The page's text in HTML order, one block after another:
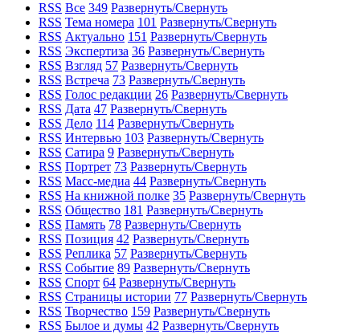
RSS Все 349 Развернуть/Свернуть
RSS Тема номера 101 Развернуть/Свернуть
RSS Актуально 151 Развернуть/Свернуть
RSS Экспертиза 36 Развернуть/Свернуть
RSS Взгляд 57 Развернуть/Свернуть
RSS Встреча 73 Развернуть/Свернуть
RSS Голос редакции 26 Развернуть/Свернуть
RSS Дата 47 Развернуть/Свернуть
RSS Дело 114 Развернуть/Свернуть
RSS Интервью 103 Развернуть/Свернуть
RSS Сатира 9 Развернуть/Свернуть
RSS Портрет 73 Развернуть/Свернуть
RSS Масс-медиа 44 Развернуть/Свернуть
RSS На книжной полке 35 Развернуть/Свернуть
RSS Общество 181 Развернуть/Свернуть
RSS Память 78 Развернуть/Свернуть
RSS Позиция 42 Развернуть/Свернуть
RSS Реплика 57 Развернуть/Свернуть
RSS Событие 89 Развернуть/Свернуть
RSS Спорт 64 Развернуть/Свернуть
RSS Страницы истории 77 Развернуть/Свернуть
RSS Творчество 159 Развернуть/Свернуть
RSS Былое и думы 42 Развернуть/Свернуть